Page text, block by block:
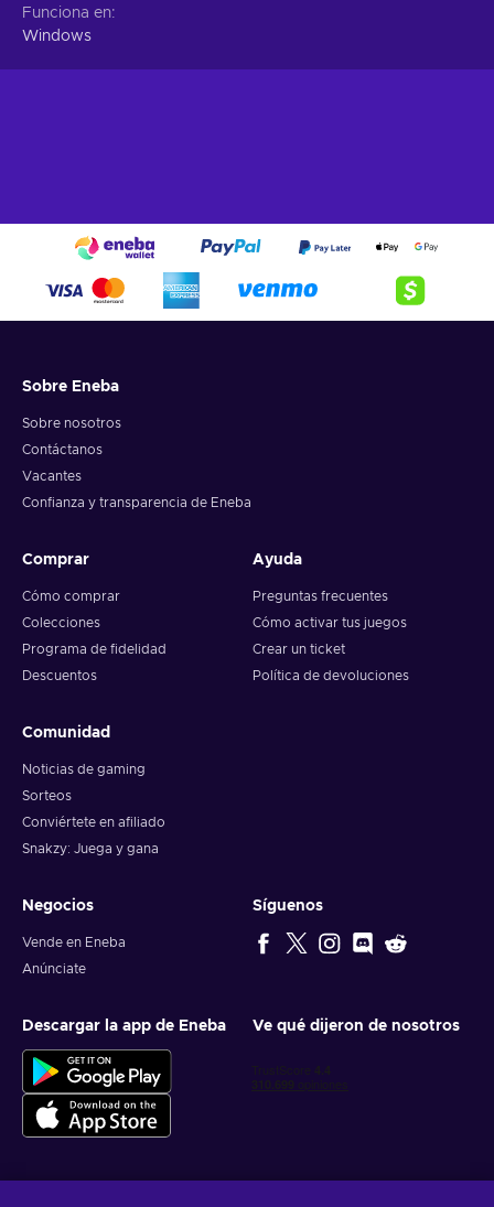
Funciona en
Windows
Sobre Eneba
Sobre nosotros
Contáctanos
Vacantes
Confianza y transparencia de Eneba
Comprar
Cómo comprar
Colecciones
Programa de fidelidad
Descuentos
Ayuda
Preguntas frecuentes
Cómo activar tus juegos
Crear un ticket
Política de devoluciones
Comunidad
Noticias de gaming
Sorteos
Conviértete en afiliado
Snakzy: Juega y gana
Negocios
Vende en Eneba
Anúnciate
Síguenos
Descargar la app de Eneba Ve qué dijeron de nosotros